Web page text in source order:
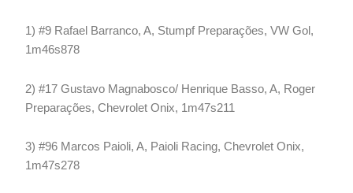
1) #9 Rafael Barranco, A, Stumpf Preparações, VW Gol,
1m46s878
2) #17 Gustavo Magnabosco/ Henrique Basso, A, Roger
Preparações, Chevrolet Onix, 1m47s211
3) #96 Marcos Paioli, A, Paioli Racing, Chevrolet Onix,
1m47s278